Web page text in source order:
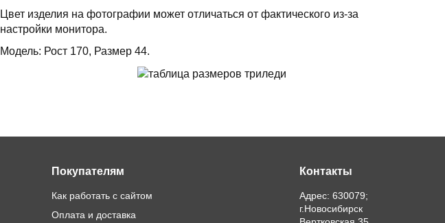
Цвет изделия на фотографии может отличаться от фактического из-за
настройки монитора.
Модель: Рост 170, Размер 44.
Покупателям
Как работать с сайтом
Оплата и доставка
Контакты
Адрес: 630079;
г.Новосибирск